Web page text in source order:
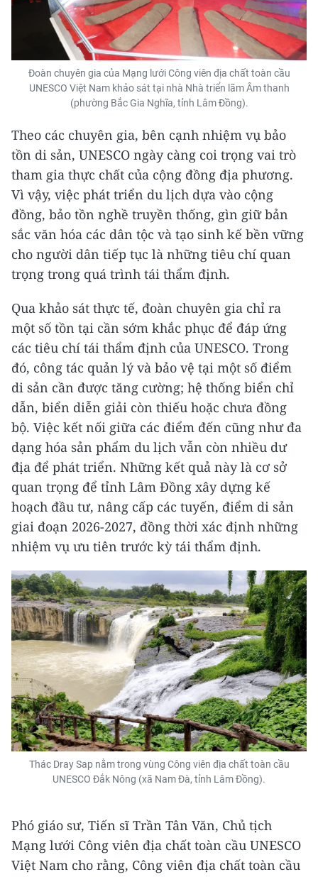
Đoàn chuyên gia của Mạng lưới Công viên địa chất toàn cầu
UNESCO Việt Nam khảo sát tại nhà Nhà triển lãm Âm thanh
(phường Bắc Gia Nghĩa, tỉnh Lâm Đồng).
Theo các chuyên gia, bên cạnh nhiệm vụ bảo
tồn di sản, UNESCO ngày càng coi trọng vai trò
tham gia thực chất của cộng đồng địa phương.
Vì vậy, việc phát triển du lịch dựa vào cộng
đồng, bảo tồn nghề truyền thống, gìn giữ bản
sắc văn hóa các dân tộc và tạo sinh kế bền vững
cho người dân tiếp tục là những tiêu chí quan
trọng trong quá trình tái thẩm định.
Qua khảo sát thực tế, đoàn chuyên gia chỉ ra
một số tồn tại cần sớm khắc phục để đáp ứng
các tiêu chí tái thẩm định của UNESCO. Trong
đó, công tác quản lý và bảo vệ tại một số điểm
di sản cần được tăng cường; hệ thống biển chỉ
dẫn, biển diễn giải còn thiếu hoặc chưa đồng
bộ. Việc kết nối giữa các điểm đến cũng như đa
dạng hóa sản phẩm du lịch vẫn còn nhiều dư
địa để phát triển. Những kết quả này là cơ sở
quan trọng để tỉnh Lâm Đồng xây dựng kế
hoạch đầu tư, nâng cấp các tuyến, điểm di sản
giai đoạn 2026-2027, đồng thời xác định những
nhiệm vụ ưu tiên trước kỳ tái thẩm định.
Thác Dray Sap nằm trong vùng Công viên địa chất toàn cầu
UNESCO Đắk Nông (xã Nam Đà, tỉnh Lâm Đồng).
Phó giáo sư, Tiến sĩ Trần Tân Văn, Chủ tịch
Mạng lưới Công viên địa chất toàn cầu UNESCO
Việt Nam cho rằng, Công viên địa chất toàn cầu